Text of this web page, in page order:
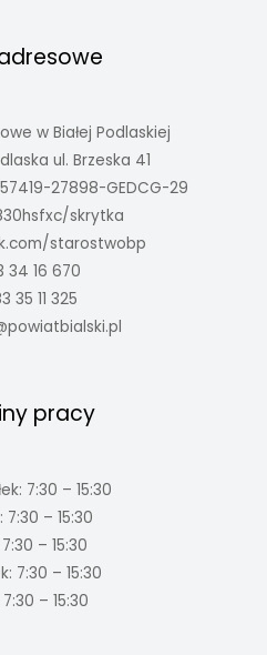
w Białej Podlaskiej
ul. Brzeska 41
27898-GEDCG-29
skrytka
starostwobp
34 16 670
35 11 325
pracy
7:30 – 15:30
– 15:30
– 15:30
7:30 – 15:30
– 15:30